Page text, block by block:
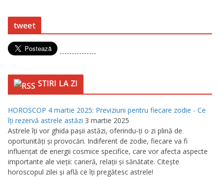
tweet
---------------
STIRI LA ZI
HOROSCOP 4 martie 2025: Previziuni pentru fiecare zodie - Ce
îţi rezervă astrele astăzi 3 martie 2025
Astrele îţi vor ghida paşii astăzi, oferindu-ţi o zi plină de
oportunităţi şi provocări. Indiferent de zodie, fiecare va fi
influenţat de energii cosmice specifice, care vor afecta aspecte
importante ale vieţii: carieră, relaţii şi sănătate. Citeşte
horoscopul zilei şi află ce îţi pregătesc astrele!